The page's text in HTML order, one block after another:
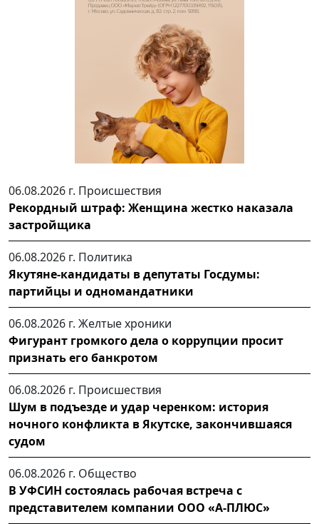
06.08.2026 г. Происшествия
Рекордный штраф: Женщина жестко наказала
застройщика
06.08.2026 г. Политика
Якутяне-кандидаты в депутаты Госдумы:
партийцы и одномандатники
06.08.2026 г. Желтые хроники
Фигурант громкого дела о коррупции просит
признать его банкротом
06.08.2026 г. Происшествия
Шум в подъезде и удар черенком: история
ночного конфликта в Якутске, закончившаяся
судом
06.08.2026 г. Общество
В УФСИН состоялась рабочая встреча с
представителем компании ООО «А-ПЛЮС»